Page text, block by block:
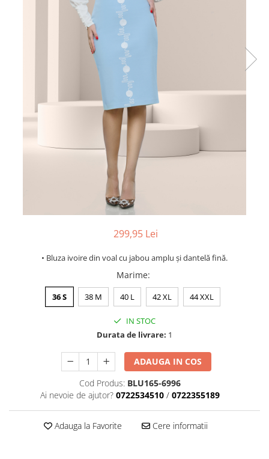
299,95 Lei
• Bluza ivoire din voal cu jabou amplu și dantelă fină.
Marime:
36 S 38 M 40 L 42 XL 44 XXL
IN STOC
Durata de livrare: 1
ADAUGA IN COS
Cod Produs: BLU165-6996
Ai nevoie de ajutor? 0722534510 / 0722355189
Adauga la Favorite Cere informatii